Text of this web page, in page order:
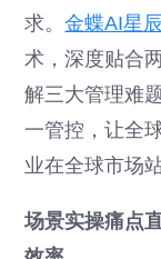
求。金蝶AI星
术，深度贴合
解三大管理难
一管控，让全
业在全球市场
场景实操痛点